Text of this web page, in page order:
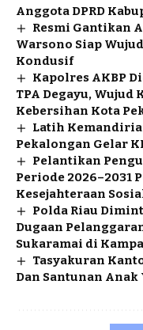
Anggota DPRD
Resmi Gantikan
Warsono Siap
Kondusif
Kapolres AKBP
TPA Degayu, Wujud
Kebersihan Kota
Latih
Pekalongan Gelar
Pelantikan
Periode 2026–2031
Kesejahteraan
Polda Riau
Dugaan
Sukaramai di
Tasyakuran
Dan Santunan Anak